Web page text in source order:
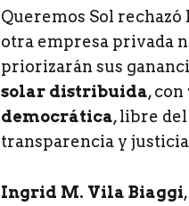
Queremos Sol
otra empresa privada
priorizarán sus
solar distribuida, con
democrática, libre
transparencia y
Ingrid M. Vila Biaggi